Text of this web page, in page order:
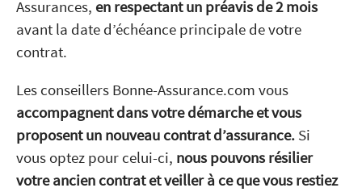
Assurances, en respectant un préavis de 2 mois
avant la date d’échéance principale de votre
contrat.
Les conseillers Bonne-Assurance.com vous
accompagnent dans votre démarche et vous
proposent un nouveau contrat d’assurance. Si
vous optez pour celui-ci, nous pouvons résilier
votre ancien contrat et veiller à ce que vous restiez